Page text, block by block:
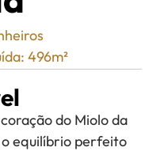
496m²
do Miolo da
equilíbrio perfeito